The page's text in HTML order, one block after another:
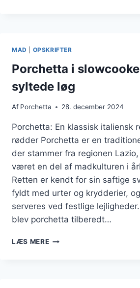
MAD OPSKRIFTER
Porchetta i
syltede løg
Af Porchetta 28. december 2024
Porchetta: En klassisk italiensk
rødder Porchetta er en
der stammer fra regionen
været en del af madkulturen i
Retten er kendt for sin saftige
fyldt med urter og krydderier,
serveres ved festlige
blev porchetta tilberedt…
LÆS MEREPORCHETTA